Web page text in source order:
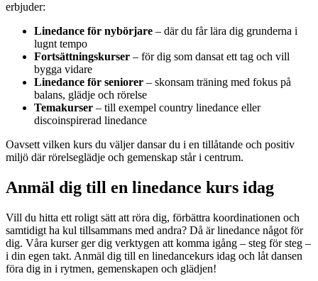
erbjuder:
Linedance för nybörjare – där du får lära dig grunderna i
lugnt tempo
Fortsättningskurser – för dig som dansat ett tag och vill
bygga vidare
Linedance för seniorer – skonsam träning med fokus på
balans, glädje och rörelse
Temakurser – till exempel country linedance eller
discoinspirerad linedance
Oavsett vilken kurs du väljer dansar du i en tillåtande och positiv
miljö där rörelseglädje och gemenskap står i centrum.
Anmäl dig till en linedance kurs idag
Vill du hitta ett roligt sätt att röra dig, förbättra koordinationen och
samtidigt ha kul tillsammans med andra? Då är linedance något för
dig. Våra kurser ger dig verktygen att komma igång – steg för steg –
i din egen takt. Anmäl dig till en linedancekurs idag och låt dansen
föra dig in i rytmen, gemenskapen och glädjen!